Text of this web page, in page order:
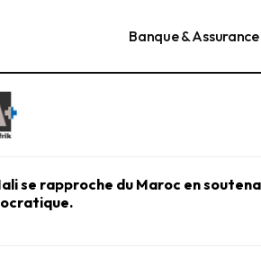
Banque & Assurance
se rapproche du Maroc en